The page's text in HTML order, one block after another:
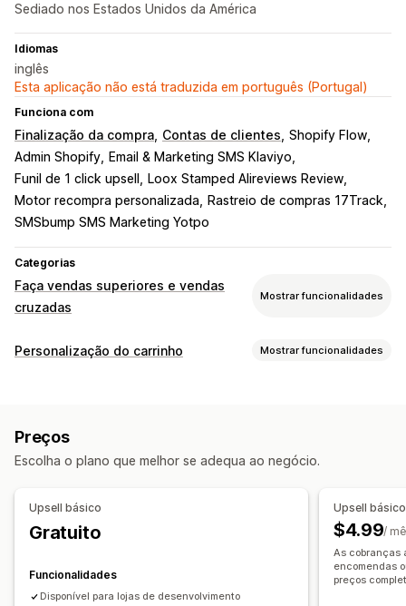
Sediado nos Estados Unidos da América
Idiomas
inglês
Esta aplicação não está traduzida em português (Portugal)
Funciona com
Finalização da compra Contas de clientes Shopify Flow
Admin Shopify
Email & Marketing SMS Klaviyo
Funil de 1 click upsell
Loox Stamped Alireviews Review
Motor recompra personalizada
Rastreio de compras 17Track
SMSbump SMS Marketing Yotpo
Categorias
Faça vendas superiores e vendas
cruzadas
Mostrar funcionalidades
Personalização
Página de agradecimento de venda superior
Suplementos com um clique Pop-ups
Regras personalizadas
Garantias Proteção de envio
Papel de embrulho
Envio gratuito
Personalização do carrinho Mostrar funcionalidades
Reatividade móvel
Caixa de verificação dos termos
Envio gratuito
Frequentemente comprados em conjunto
Barra de envio Ofertas gratuitas Descontos em lote
Preços
Escolha o plano que melhor se adequa ao negócio.
Upsell básico
Gratuito
Funcionalidades
Disponível para lojas de desenvolvimento
Upsell básico
$4.99/
As cobranças
encomendas
preços